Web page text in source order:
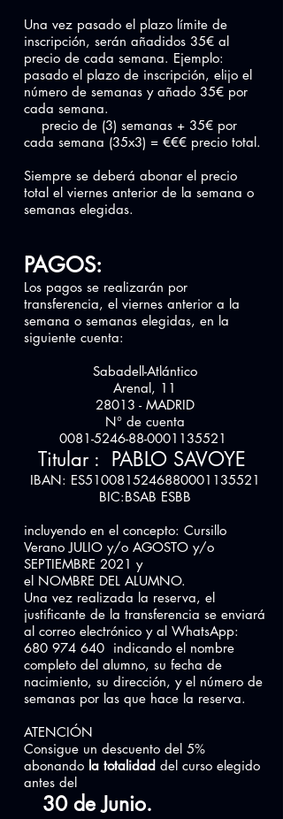
Una vez pasado el plazo límite de
inscripción, serán añadidos 35€ al
precio de cada semana. Ejemplo:
pasado el plazo de inscripción, elijo el
número de semanas y añado 35€ por
cada semana.
precio de (3) semanas + 35€ por
cada semana (35x3) = €€€ precio total.
Siempre se deberá abonar el precio
total el viernes anterior de la semana o
semanas elegidas.
PAGOS:
Los pagos se realizarán por
transferencia, el viernes anterior a la
semana o semanas elegidas, en la
siguiente cuenta:
Sabadell-Atlántico
Arenal, 11
28013 - MADRID
N° de cuenta
0081-5246-88-0001135521
Titular : PABLO SAVOYE
IBAN: ES5100815246880001135521
BIC:BSAB ESBB
incluyendo en el concepto: Cursillo
Verano JULIO y/o AGOSTO y/o
SEPTIEMBRE 2021 y
el NOMBRE DEL ALUMNO.
Una vez realizada la reserva, el
justificante de la transferencia se enviará
al correo electrónico y al WhatsApp:
680 974 640 indicando el nombre
completo del alumno, su fecha de
nacimiento, su dirección, y el número de
semanas por las que hace la reserva.
ATENCIÓN
Consigue un descuento del 5%
abonando la totalidad del curso elegido
antes del
30 de Junio.